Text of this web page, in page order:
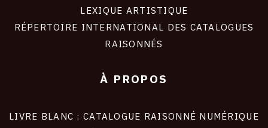
LEXIQUE ARTISTIQUE
RÉPERTOIRE INTERNATIONAL DES CATALOGUES
RAISONNÉS
À PROPOS
LIVRE BLANC : CATALOGUE RAISONNÉ NUMÉRIQUE